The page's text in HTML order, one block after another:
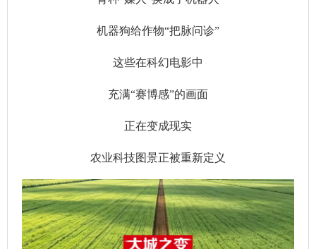
机器狗给作物“把脉问诊”
这些在科幻电影中
充满“赛博感”的画面
正在变成现实
农业科技图景正被重新定义